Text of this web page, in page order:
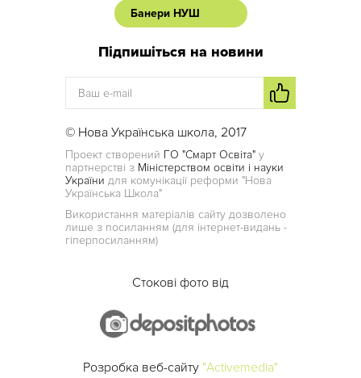
Банери НУШ
Підпишіться на новини
© Нова Українська школа, 2017
Проект створений ГО "Смарт Освіта" у
партнерстві з Міністерством освіти і науки
України для комунікації реформи "Нова
Українська Школа"
Використання матеріалів сайту дозволено
лише з посиланням (для інтернет-видань -
гіперпосиланням)
Стокові фото від
Розробка веб-сайту "Activemedia"